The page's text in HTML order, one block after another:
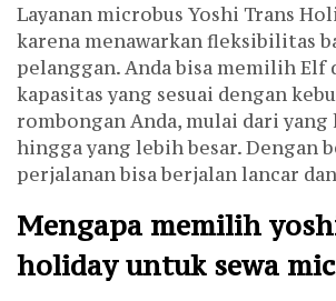
Layanan microbus Yoshi Trans
karena menawarkan fleksibilitas
pelanggan. Anda bisa memilih Elf
kapasitas yang sesuai dengan
rombongan Anda, mulai dari
hingga yang lebih besar. Dengan
perjalanan bisa berjalan lancar
Mengapa memilih
holiday untuk sewa